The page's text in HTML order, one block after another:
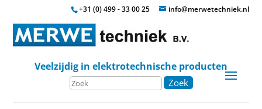
+31 (0) 499 - 33 00 25 info@merwetechniek.nl
Veelzijdig in elektrotechnische producten
Zoek